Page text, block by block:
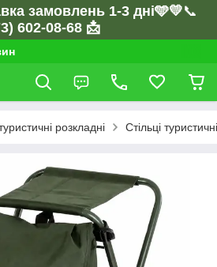
замовлень 1-3 дні🩵💛📞
602-08-68 📩
розкладні Стільці туристичні